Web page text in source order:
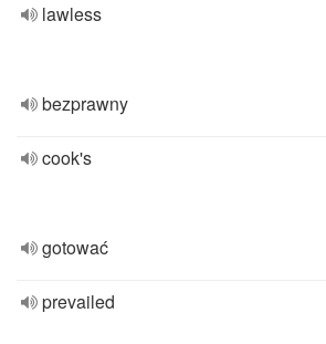
lawless
bezprawny
cook's
gotować
prevailed